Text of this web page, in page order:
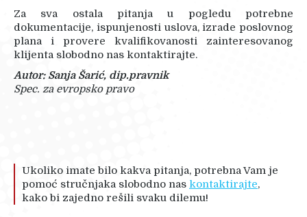
Za sva ostala pitanja u pogledu potrebne
dokumentacije, ispunjenosti uslova, izrade poslovnog
plana i provere kvalifikovanosti zainteresovanog
klijenta slobodno nas kontaktirajte.
Autor: Sanja Šarić, dip.pravnik
Spec. za evropsko pravo
Ukoliko imate bilo kakva pitanja, potrebna Vam je
pomoć stručnjaka slobodno nas kontaktirajte,
kako bi zajedno rešili svaku dilemu!